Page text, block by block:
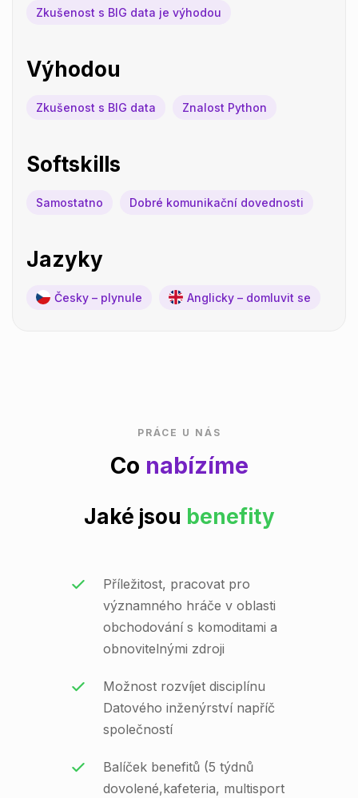
Zkušenost s BIG data je výhodou
Výhodou
Zkušenost s BIG data Znalost Python
Softskills
Samostatno Dobré komunikační dovednosti
Jazyky
Česky – plynule Anglicky – domluvit se
PRÁCE U NÁS
Co nabízíme
Jaké jsou benefity
Příležitost, pracovat pro
významného hráče v oblasti
obchodování s komoditami a
obnovitelnými zdroji
Možnost rozvíjet disciplínu
Datového inženýrství napříč
společností
Balíček benefitů (5 týdnů
dovolené,kafeteria, multisport